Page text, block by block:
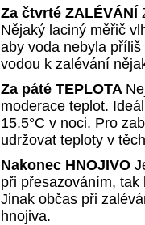
Za čtvrté ZALÉVÁNÍ
Nějaký laciný měřič
aby voda nebyla
vodou k zalévání
Za páté TEPLOTA
moderace teplot.
15.5°C v noci. Pro
udržovat teploty v
Nakonec HNOJIVO
při přesazováním, tak
Jinak občas při
hnojiva.